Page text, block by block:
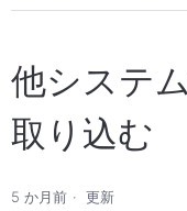
他システ
取り込む
5 か月前 更新